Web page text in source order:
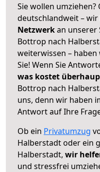
Sie wollen umziehen?
deutschlandweit – wir
Netzwerkan unserer
Bottrop nach
weiterwissen –
Sie! Wenn Sie
was kostet
Bottrop nach
uns, denn wir haben
Antwort auf Ihre
Ob ein Privatumzug
Halberstadt oder ein
Halberstadt, wir
und stressfrei